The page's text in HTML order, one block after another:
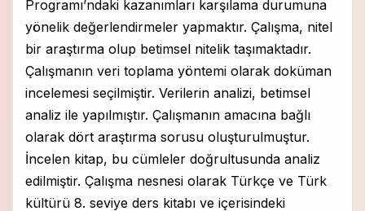
Programı’ndaki kazanımları karşılama durumuna
yönelik değerlendirmeler yapmaktır. Çalışma, nitel
bir araştırma olup betimsel nitelik taşımaktadır.
Çalışmanın veri toplama yöntemi olarak doküman
incelemesi seçilmiştir. Verilerin analizi, betimsel
analiz ile yapılmıştır. Çalışmanın amacına bağlı
olarak dört araştırma sorusu oluşturulmuştur.
İncelen kitap, bu cümleler doğrultusunda analiz
edilmiştir. Çalışma nesnesi olarak Türkçe ve Türk
kültürü 8. seviye ders kitabı ve içerisindeki